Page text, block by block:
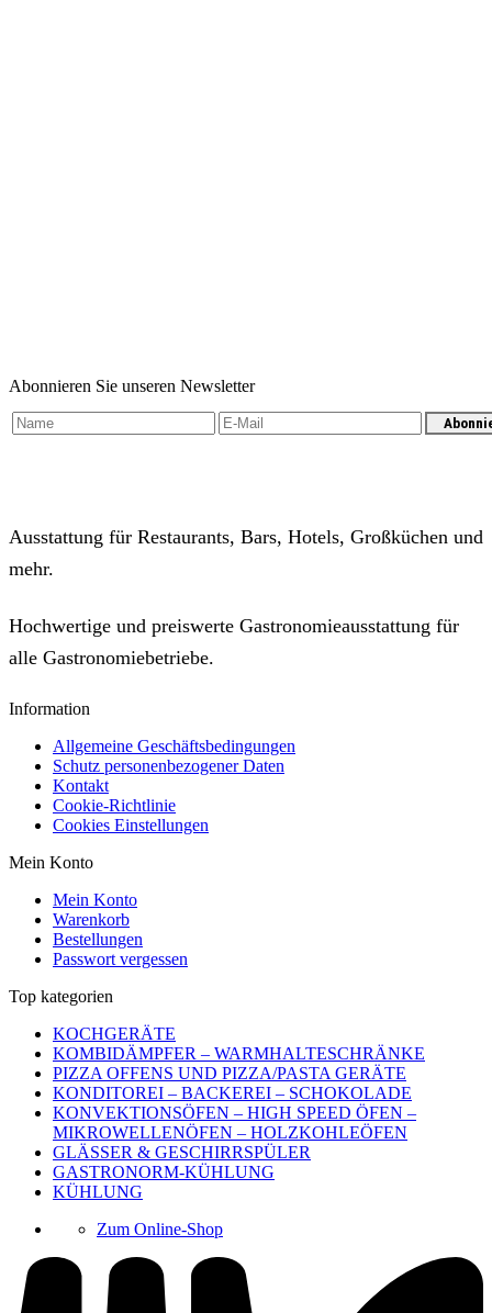
Abonnieren Sie unseren Newsletter
Ausstattung für Restaurants, Bars, Hotels, Großküchen und
mehr.
Hochwertige und preiswerte Gastronomieausstattung für
alle Gastronomiebetriebe.
Information
Allgemeine Geschäftsbedingungen
Schutz personenbezogener Daten
Kontakt
Cookie-Richtlinie
Cookies Einstellungen
Mein Konto
Mein Konto
Warenkorb
Bestellungen
Passwort vergessen
Top kategorien
KOCHGERÄTE
KOMBIDÄMPFER – WARMHALTESCHRÄNKE
PIZZA OFFENS UND PIZZA/PASTA GERÄTE
KONDITOREI – BACKEREI – SCHOKOLADE
KONVEKTIONSÖFEN – HIGH SPEED ÖFEN –
MIKROWELLENÖFEN – HOLZKOHLEÖFEN
GLÄSSER & GESCHIRRSPÜLER
GASTRONORM-KÜHLUNG
KÜHLUNG
Zum Online-Shop